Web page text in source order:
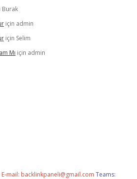
Burak
için admin
için Selim
Mı için admin
E-mail: backlinkpaneli@gmail.com Teams: